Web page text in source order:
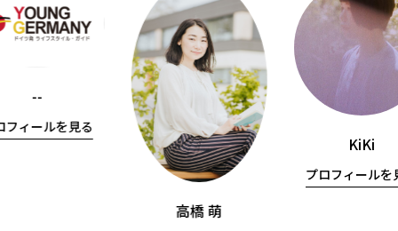
--
フィールを見る
高橋 萌
KiKi
プロフィールを